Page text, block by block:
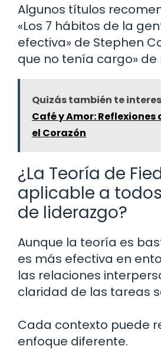
Algunos títulos
«Los 7 hábitos de la
efectiva» de Stephen
que no tenía cargo» de
Quizás también te
Café y Amor:
el Corazón
¿La Teoría de
aplicable a
de liderazgo?
Aunque la teoría es
es más efectiva en
las relaciones
claridad de las tareas
Cada contexto puede
enfoque diferente.